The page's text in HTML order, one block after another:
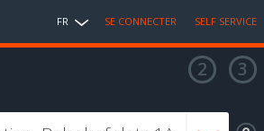
FR SE CONNECTER SELF SERVICE